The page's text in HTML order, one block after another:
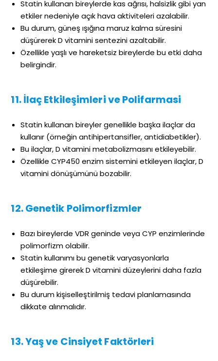
Statin kullanan bireylerde kas ağrısı, halsizlik gibi yan
etkiler nedeniyle açık hava aktiviteleri azalabilir.
Bu durum, güneş ışığına maruz kalma süresini
düşürerek D vitamini sentezini azaltabilir.
Özellikle yaşlı ve hareketsiz bireylerde bu etki daha
belirgindir.
11. İlaç Etkileşimleri ve Polifarmasi
Statin kullanan bireyler genellikle başka ilaçlar da
kullanır (örneğin antihipertansifler, antidiabetikler).
Bu ilaçlar, D vitamini metabolizmasını etkileyebilir.
Özellikle CYP450 enzim sistemini etkileyen ilaçlar, D
vitamini dönüşümünü bozabilir.
12. Genetik Polimorfizmler
Bazı bireylerde VDR geninde veya CYP enzimlerinde
polimorfizm olabilir.
Statin kullanımı bu genetik varyasyonlarla
etkileşime girerek D vitamini düzeylerini daha fazla
düşürebilir.
Bu durum kişiselleştirilmiş tedavi planlamasında
dikkate alınmalıdır.
13. Yaş ve Cinsiyet Faktörleri